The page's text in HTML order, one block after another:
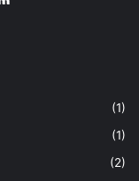
(1)
(1)
(2)